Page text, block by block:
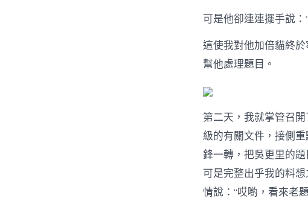
可是他卻連連擺手說
這使我對他加倍貓終
幫他處理題目。
第二天，我就掌管召
級的有關文件，接側
鋒一轉，把吳更里的
可是完整出乎我的料
情說：“哎喲，看來老